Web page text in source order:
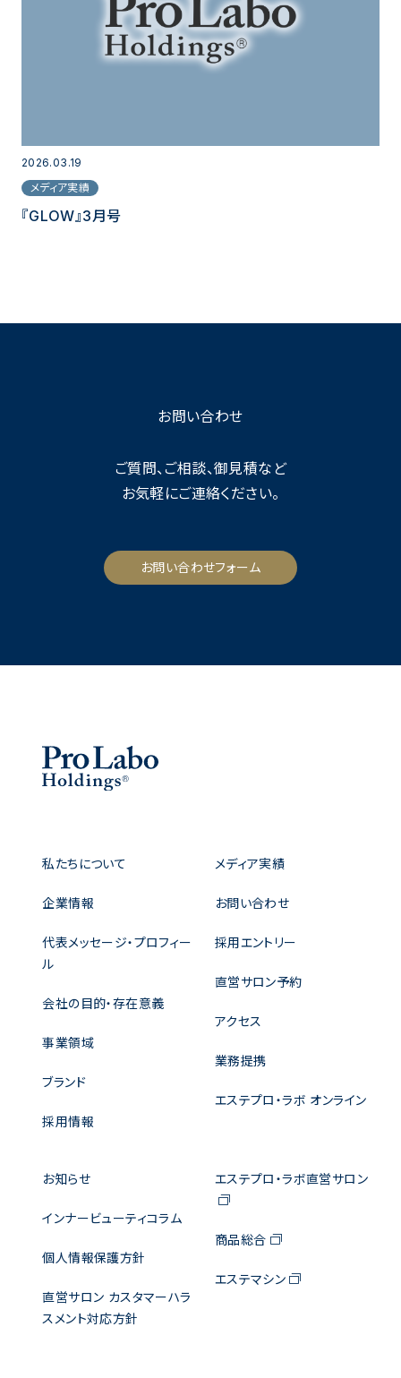
2026.03.19
メディア実績
『GLOW』3月号
お問い合わせ
ご質問、ご相談、御見積など
お気軽にご連絡ください。
お問い合わせフォーム
私たちについて
企業情報
代表メッセージ・プロフィー
ル
会社の目的・存在意義
事業領域
ブランド
採用情報
メディア実績
お問い合わせ
採用エントリー
直営サロン予約
アクセス
業務提携
エステプロ・ラボ オンライン
お知らせ
インナービューティコラム
個人情報保護方針
直営サロン カスタマーハラ
スメント対応方針
エステプロ・ラボ直営サロン
商品総合
エステマシン